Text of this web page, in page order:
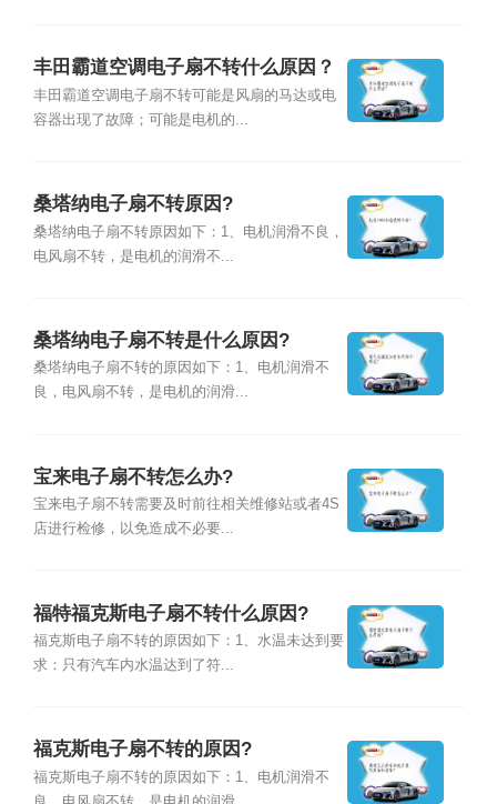
丰田霸道空调电子扇不转什么原因？
丰田霸道空调电子扇不转可能是风扇的马达或电
容器出现了故障；可能是电机的...
桑塔纳电子扇不转原因?
桑塔纳电子扇不转原因如下：1、电机润滑不良，
电风扇不转，是电机的润滑不...
桑塔纳电子扇不转是什么原因?
桑塔纳电子扇不转的原因如下：1、电机润滑不
良，电风扇不转，是电机的润滑...
宝来电子扇不转怎么办?
宝来电子扇不转需要及时前往相关维修站或者4S
店进行检修，以免造成不必要...
福特福克斯电子扇不转什么原因?
福克斯电子扇不转的原因如下：1、水温未达到要
求：只有汽车内水温达到了符...
福克斯电子扇不转的原因?
福克斯电子扇不转的原因如下：1、电机润滑不